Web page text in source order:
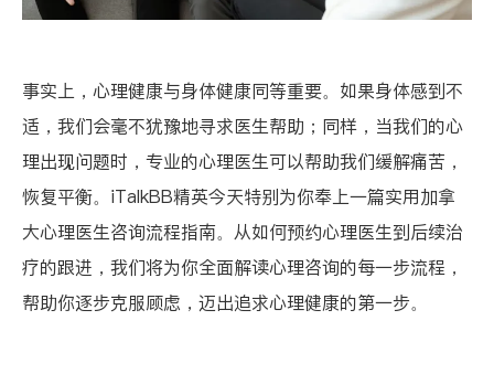
事实上，心理健康与身体健康同等重要。如果身体感到不
适，我们会毫不犹豫地寻求医生帮助；同样，当我们的心
理出现问题时，专业的心理医生可以帮助我们缓解痛苦，
恢复平衡。iTalkBB精英今天特别为你奉上一篇实用加拿
大心理医生咨询流程指南。从如何预约心理医生到后续治
疗的跟进，我们将为你全面解读心理咨询的每一步流程，
帮助你逐步克服顾虑，迈出追求心理健康的第一步。